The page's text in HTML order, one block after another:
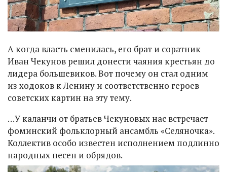
А когда власть сменилась, его брат и соратник
Иван Чекунов решил донести чаяния крестьян до
лидера большевиков. Вот почему он стал одним
из ходоков к Ленину и соответственно героев
советских картин на эту тему.
…У каланчи от братьев Чекуновых нас встречает
фоминский фольклорный ансамбль «Селяночка».
Коллектив особо известен исполнением подлинно
народных песен и обрядов.